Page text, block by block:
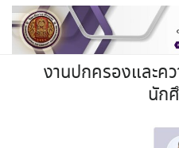
Skip
content
งานปกครองและค
นัก